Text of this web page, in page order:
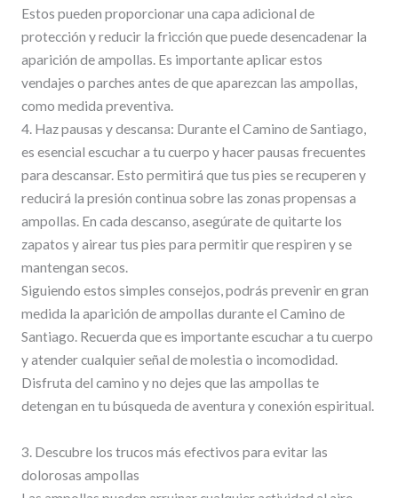
Estos pueden proporcionar una capa adicional de
protección y reducir la fricción que puede desencadenar la
aparición de ampollas. Es importante aplicar estos
vendajes o parches antes de que aparezcan las ampollas,
como medida preventiva.
4. Haz pausas y descansa: Durante el Camino de Santiago,
es esencial escuchar a tu cuerpo y hacer pausas frecuentes
para descansar. Esto permitirá que tus pies se recuperen y
reducirá la presión continua sobre las zonas propensas a
ampollas. En cada descanso, asegúrate de quitarte los
zapatos y airear tus pies para permitir que respiren y se
mantengan secos.
Siguiendo estos simples consejos, podrás prevenir en gran
medida la aparición de ampollas durante el Camino de
Santiago. Recuerda que es importante escuchar a tu cuerpo
y atender cualquier señal de molestia o incomodidad.
Disfruta del camino y no dejes que las ampollas te
detengan en tu búsqueda de aventura y conexión espiritual.
3. Descubre los trucos más efectivos para evitar las
dolorosas ampollas